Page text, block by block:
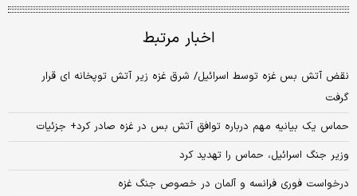
اخبار مرتبط
نقض آتش بس غزه توسط اسرائیل/ شرق غزه زیر آتش توپخانه ای قرار
گرفت
حماس یک بیانیه مهم درباره توافق آتش بس در غزه صادر کرد+ جزئیات
وزیر جنگ اسرائیل، حماس را تهدید کرد
درخواست فوری فرانسه و آلمان در خصوص جنگ غزه